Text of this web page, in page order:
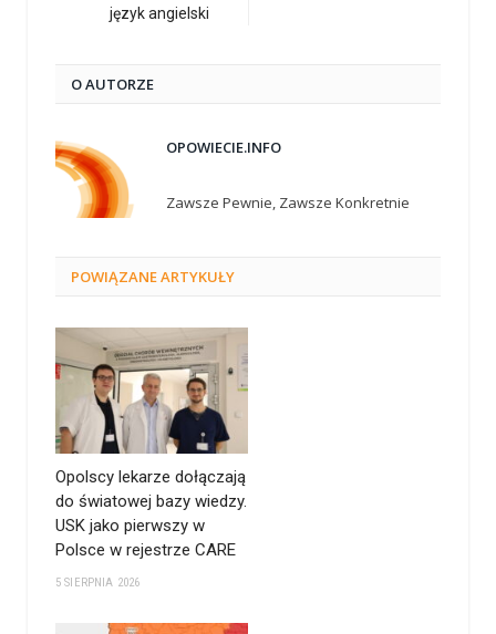
język angielski
O AUTORZE
OPOWIECIE.INFO
Zawsze Pewnie, Zawsze Konkretnie
POWIĄZANEARTYKUŁY
Opolscy lekarze dołączają
do światowej bazy wiedzy.
USK jako pierwszy w
Polsce w rejestrze CARE
5 SIERPNIA 2026